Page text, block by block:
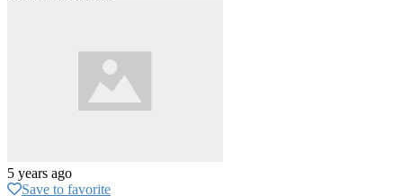
5 years ago
Save to favorite